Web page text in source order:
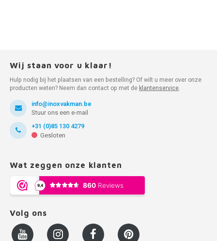
Wij staan voor u klaar!
Hulp nodig bij het plaatsen van een bestelling? Of wilt u meer over onze
producten weten? Neem dan contact op met de klantenservice.
info@inoxvakman.be
Stuur ons een e-mail
+31 (0)85 130 4279
Gesloten
Wat zeggen onze klanten
Volg ons